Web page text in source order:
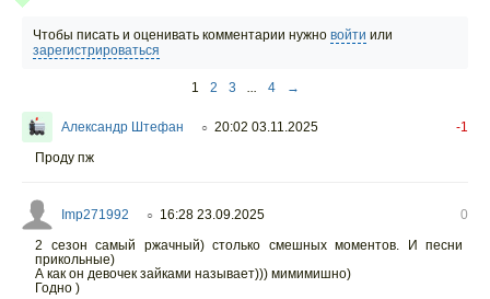
Чтобы писать и оценивать комментарии нужно войти или
зарегистрироваться
1 2 3 ... 4 →
Александр Штефан ○ 20:02 03.11.2025
-1
Проду пж
Imp271992 ○ 16:28 23.09.2025
0
2 сезон самый ржачный) столько смешных моментов. И песни
прикольные)
А как он девочек зайками называет))) мимимишно)
Годно )